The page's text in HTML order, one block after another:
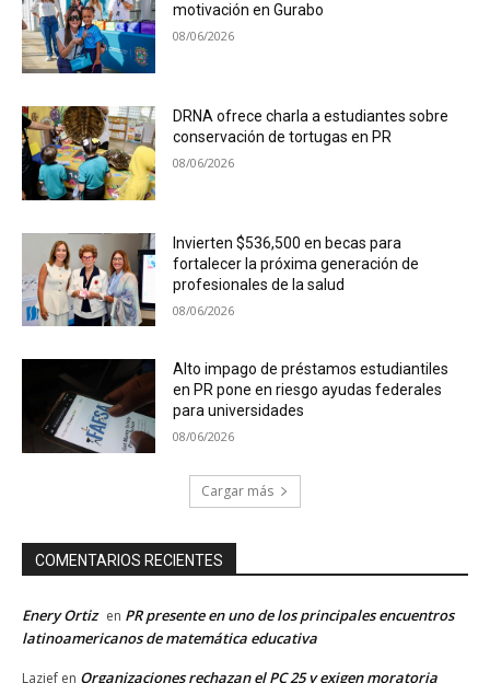
motivación en Gurabo
08/06/2026
DRNA ofrece charla a estudiantes sobre
conservación de tortugas en PR
08/06/2026
Invierten $536,500 en becas para
fortalecer la próxima generación de
profesionales de la salud
08/06/2026
Alto impago de préstamos estudiantiles
en PR pone en riesgo ayudas federales
para universidades
08/06/2026
Cargar más
COMENTARIOS RECIENTES
Enery Ortiz en PR presente en uno de los principales encuentros
latinoamericanos de matemática educativa
Lazief en Organizaciones rechazan el PC 25 y exigen moratoria